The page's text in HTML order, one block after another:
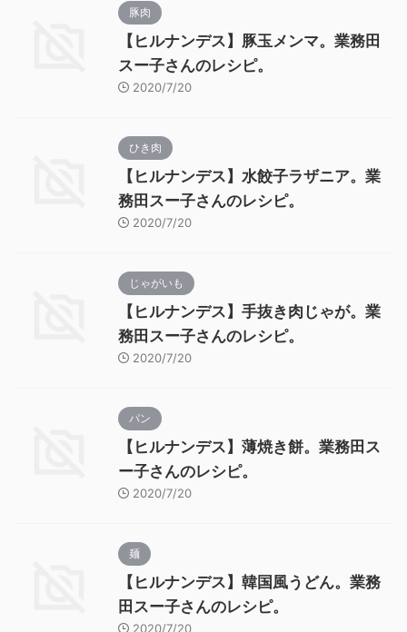
豚肉
【ヒルナンデス】豚玉メンマ。業務田
スー子さんのレシピ。
2020/7/20
ひき肉
【ヒルナンデス】水餃子ラザニア。業
務田スー子さんのレシピ。
2020/7/20
じゃがいも
【ヒルナンデス】手抜き肉じゃが。業
務田スー子さんのレシピ。
2020/7/20
パン
【ヒルナンデス】薄焼き餅。業務田ス
ー子さんのレシピ。
2020/7/20
麺
【ヒルナンデス】韓国風うどん。業務
田スー子さんのレシピ。
2020/7/20